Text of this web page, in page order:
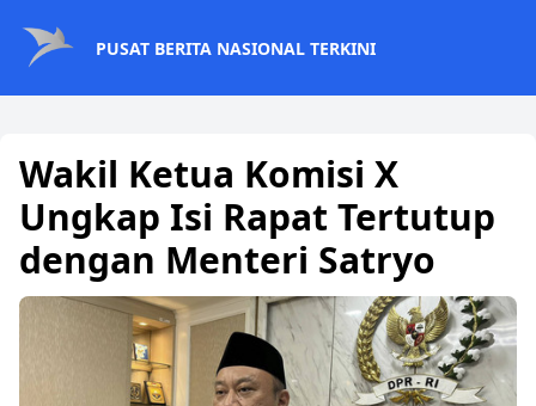
PUSAT BERITA NASIONAL TERKINI
Wakil Ketua Komisi X
Ungkap Isi Rapat Tertutup
dengan Menteri Satryo